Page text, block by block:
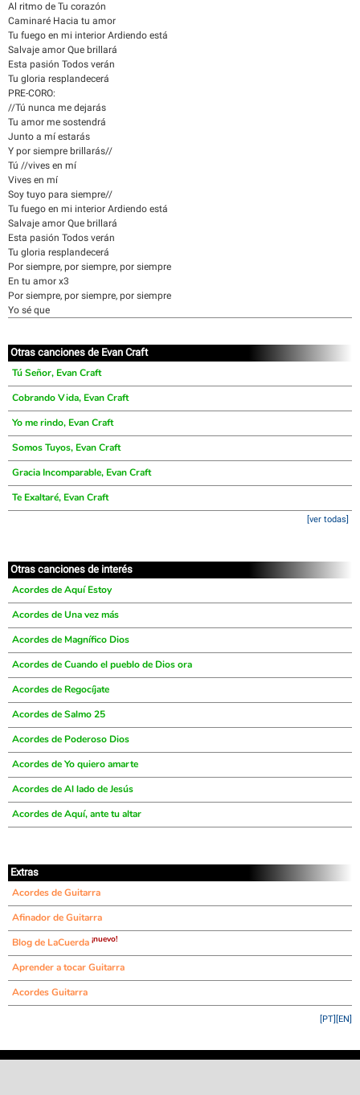
Al ritmo de Tu corazón
Caminaré Hacia tu amor
Tu fuego en mi interior Ardiendo está
Salvaje amor Que brillará
Esta pasión Todos verán
Tu gloria resplandecerá
PRE-CORO:
//Tú nunca me dejarás
Tu amor me sostendrá
Junto a mí estarás
Y por siempre brillarás//
Tú //vives en mí
Vives en mí
Soy tuyo para siempre//
Tu fuego en mi interior Ardiendo está
Salvaje amor Que brillará
Esta pasión Todos verán
Tu gloria resplandecerá
Por siempre, por siempre, por siempre
En tu amor x3
Por siempre, por siempre, por siempre
Yo sé que
Otras canciones de Evan Craft
Tú Señor, Evan Craft
Cobrando Vida, Evan Craft
Yo me rindo, Evan Craft
Somos Tuyos, Evan Craft
Gracia Incomparable, Evan Craft
Te Exaltaré, Evan Craft
[ver todas]
Otras canciones de interés
Acordes de Aquí Estoy
Acordes de Una vez más
Acordes de Magnífico Dios
Acordes de Cuando el pueblo de Dios ora
Acordes de Regocíjate
Acordes de Salmo 25
Acordes de Poderoso Dios
Acordes de Yo quiero amarte
Acordes de Al lado de Jesús
Acordes de Aquí, ante tu altar
Extras
Acordes de Guitarra
Afinador de Guitarra
Blog de LaCuerda ¡nuevo!
Aprender a tocar Guitarra
Acordes Guitarra
[EN]
[PT]